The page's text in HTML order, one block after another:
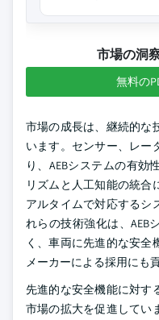
市場の洞
無料の
市場の成長は、継続的な
います。センサー、レー
り、AEBシステムの有効
リズムと人工知能の統合
アルタイムで対応するシ
れらの技術強化は、AEB
く、車両に先進的な安全
メーカーによる採用にも
先進的な安全機能に対す
市場の拡大を促進してい